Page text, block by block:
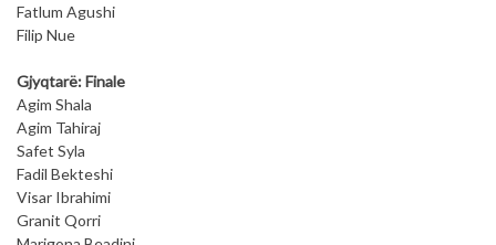
Fatlum Agushi
Filip Nue
Gjyqtarë: Finale
Agim Shala
Agim Tahiraj
Safet Syla
Fadil Bekteshi
Visar Ibrahimi
Granit Qorri